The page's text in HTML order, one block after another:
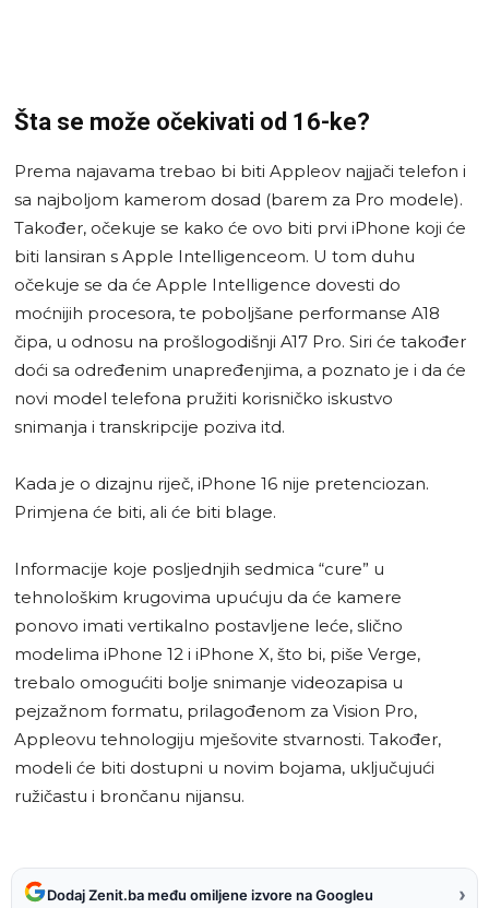
Šta se može očekivati od 16-ke?
Prema najavama trebao bi biti Appleov najjači telefon i
sa najboljom kamerom dosad (barem za Pro modele).
Također, očekuje se kako će ovo biti prvi iPhone koji će
biti lansiran s Apple Intelligenceom. U tom duhu
očekuje se da će Apple Intelligence dovesti do
moćnijih procesora, te poboljšane performanse A18
čipa, u odnosu na prošlogodišnji A17 Pro. Siri će također
doći sa određenim unapređenjima, a poznato je i da će
novi model telefona pružiti korisničko iskustvo
snimanja i transkripcije poziva itd.
Kada je o dizajnu riječ, iPhone 16 nije pretenciozan.
Primjena će biti, ali će biti blage.
Informacije koje posljednjih sedmica “cure” u
tehnološkim krugovima upućuju da će kamere
ponovo imati vertikalno postavljene leće, slično
modelima iPhone 12 i iPhone X, što bi, piše Verge,
trebalo omogućiti bolje snimanje videozapisa u
pejzažnom formatu, prilagođenom za Vision Pro,
Appleovu tehnologiju mješovite stvarnosti. Također,
modeli će biti dostupni u novim bojama, uključujući
ružičastu i brončanu nijansu.
Dodaj Zenit.ba među omiljene izvore na Googleu ›